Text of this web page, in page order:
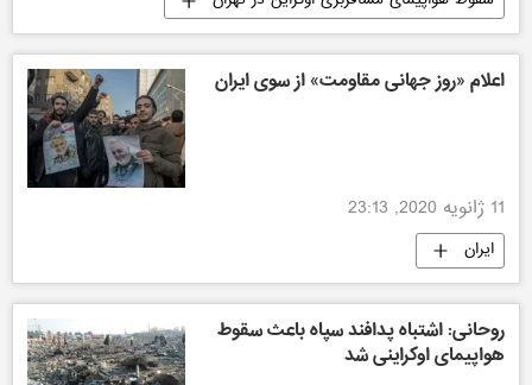
جهان
اعلام «روز جهانی مقاومت» از سوی ایران
11 ژانویه 2020, 23:13
ایران
روحانی: اشتباه پدافند سپاه باعث سقوط
هواپیمای اوکراینی شد